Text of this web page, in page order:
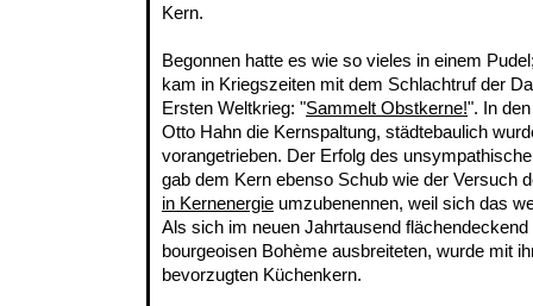
Kern.
Begonnen hatte es wie so vieles in einem
kam in Kriegszeiten mit dem Schlachtruf der
Ersten Weltkrieg: "Sammelt Obstkerne!". In
Otto Hahn die Kernspaltung, städtebaulich
vorangetrieben. Der Erfolg des
gab dem Kern ebenso Schub wie der Versuch
in Kernenergie umzubenennen, weil sich das
Als sich im neuen Jahrtausend
bourgeoisen Bohème ausbreiteten, wurde mit
bevorzugten Küchenkern.